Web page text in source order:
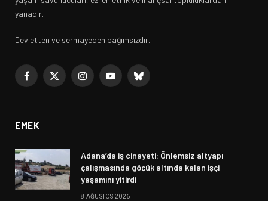
yanadır.
Devletten ve sermayeden bağımsızdır.
Facebook
X
InstagramYouTubeBluesky
EMEK
Adana’da iş cinayeti: Önlemsiz altyapı
çalışmasında göçük altında kalan işçi
yaşamını yitirdi
8 AĞUSTOS 2026